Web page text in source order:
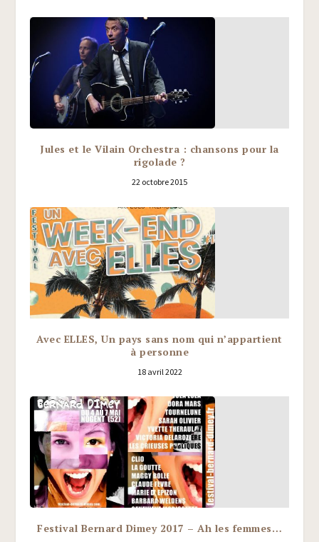
Jules et le Vilain Orchestra : chansons pour la
rigolade ?
22 octobre 2015
Avec ELLES, Un pays sans nom qui n’appartient
à personne
18 avril 2022
Festival Bernard Dimey 2017 – Ah les femmes…